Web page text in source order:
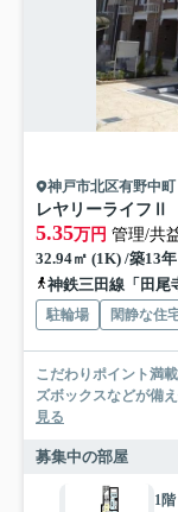
神戸市北区有野中町
レヤリーライフⅡ
5.35万円 管理/共
32.94㎡ (1K) /築13
神鉄三田線「田尾
駐輪場 閑静な住
こだわりポイント満
ズボックスなどが備
見る
募集中の部屋
1階